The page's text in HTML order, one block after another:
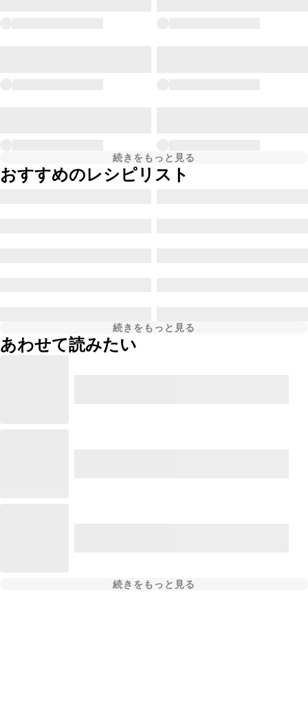
続きをもっと見る
おすすめのレシピリスト
続きをもっと見る
あわせて読みたい
続きをもっと見る